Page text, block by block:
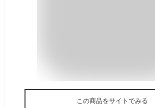
この商品をサイトでみる